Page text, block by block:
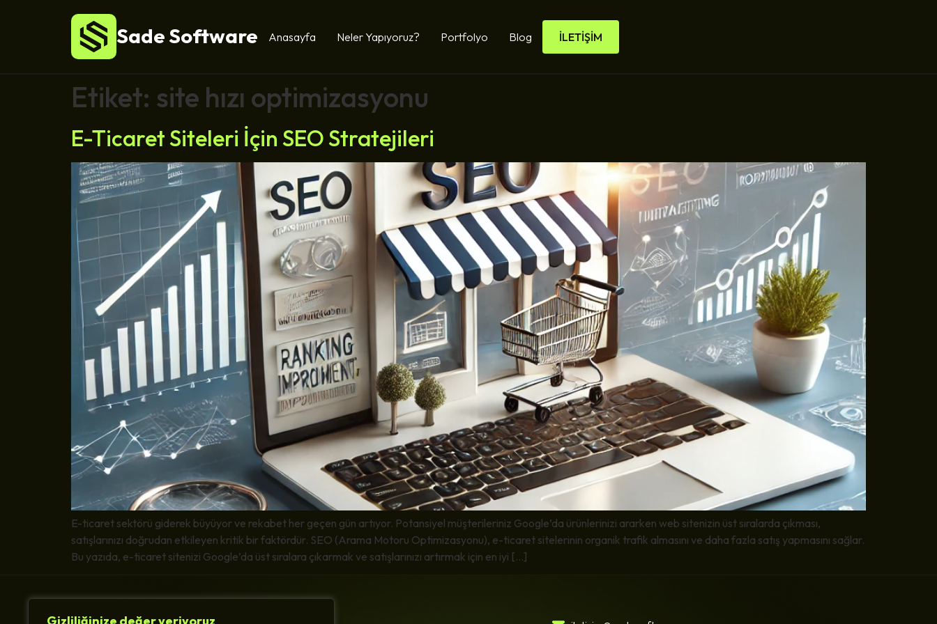
Sade Software Anasayfa Neler Yapıyoruz? Portfolyo Blog İLETİŞİM
Etiket: site hızı optimizasyonu
E-Ticaret Siteleri İçin SEO Stratejileri
E-ticaret sektörü giderek büyüyor ve rekabet her geçen gün artıyor. Potansiyel müşterileriniz Google’da ürünlerinizi ararken web sitenizin üst sıralarda çıkması,
satışlarınızı doğrudan etkileyen kritik bir faktördür. SEO (Arama Motoru Optimizasyonu), e-ticaret sitelerinin organik trafik almasını ve daha fazla satış yapmasını sağlar.
Bu yazıda, e-ticaret sitenizi Google’da üst sıralara çıkarmak ve satışlarınızı artırmak için en iyi […]